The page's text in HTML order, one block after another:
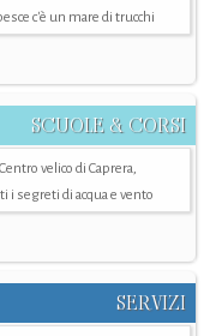
c'è un mare di trucchi
SCUOLE & CORSI
Centro velico di Caprera,
i segreti di acqua e vento
SERVIZI